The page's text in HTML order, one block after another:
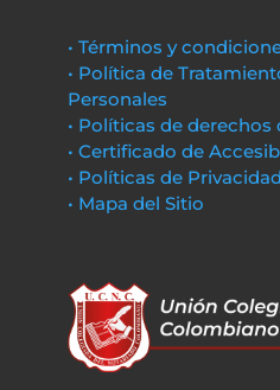
• Términos y
• Política de
Personales
• Políticas de derechos
• Certificado de
• Políticas de
• Mapa del Sitio